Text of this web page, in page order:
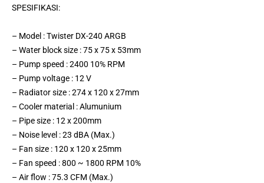
SPESIFIKASI:
– Model : Twister DX-240 ARGB
– Water block size : 75 x 75 x 53mm
– Pump speed : 2400 10% RPM
– Pump voltage : 12 V
– Radiator size : 274 x 120 x 27mm
– Cooler material : Alumunium
– Pipe size : 12 x 200mm
– Noise level : 23 dBA (Max.)
– Fan size : 120 x 120 x 25mm
– Fan speed : 800 ~ 1800 RPM 10%
– Air flow : 75.3 CFM (Max.)